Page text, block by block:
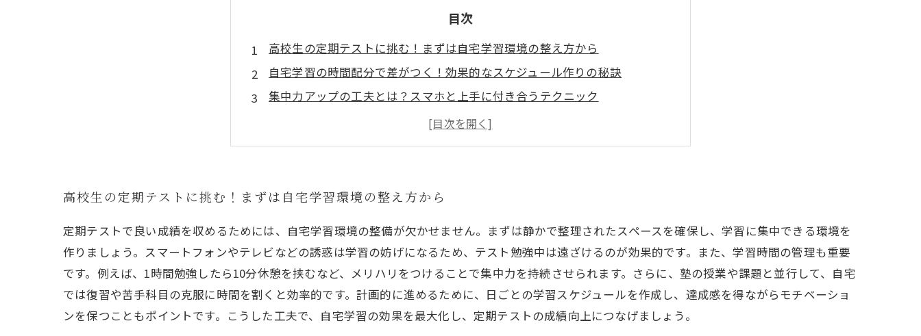
目次
高校生の定期テストに挑む！まずは自宅学習環境の整え方から
自宅学習の時間配分で差がつく！効果的なスケジュール作りの秘訣
集中力アップの工夫とは？スマホと上手に付き合うテクニック
塾のサポートを最大限に活かす！自宅学習と通塾のバランス術
定期テストで実感する成果！継続して成果を出すためのポイント
高校生のための定期テスト対策まとめ！今日から始める効果的な自宅学習術
高校生の定期テストに挑む！まずは自宅学習環境の整え方から
定期テストで良い成績を収めるためには、自宅学習環境の整備が欠かせません。まずは静かで整理されたスペースを確保し、学習に集中できる環境を
作りましょう。スマートフォンやテレビなどの誘惑は学習の妨げになるため、テスト勉強中は遠ざけるのが効果的です。また、学習時間の管理も重要
です。例えば、1時間勉強したら10分休憩を挟むなど、メリハリをつけることで集中力を持続させられます。さらに、塾の授業や課題と並行して、自宅
では復習や苦手科目の克服に時間を割くと効率的です。計画的に進めるために、日ごとの学習スケジュールを作成し、達成感を得ながらモチベーショ
ンを保つこともポイントです。こうした工夫で、自宅学習の効果を最大化し、定期テストの成績向上につなげましょう。